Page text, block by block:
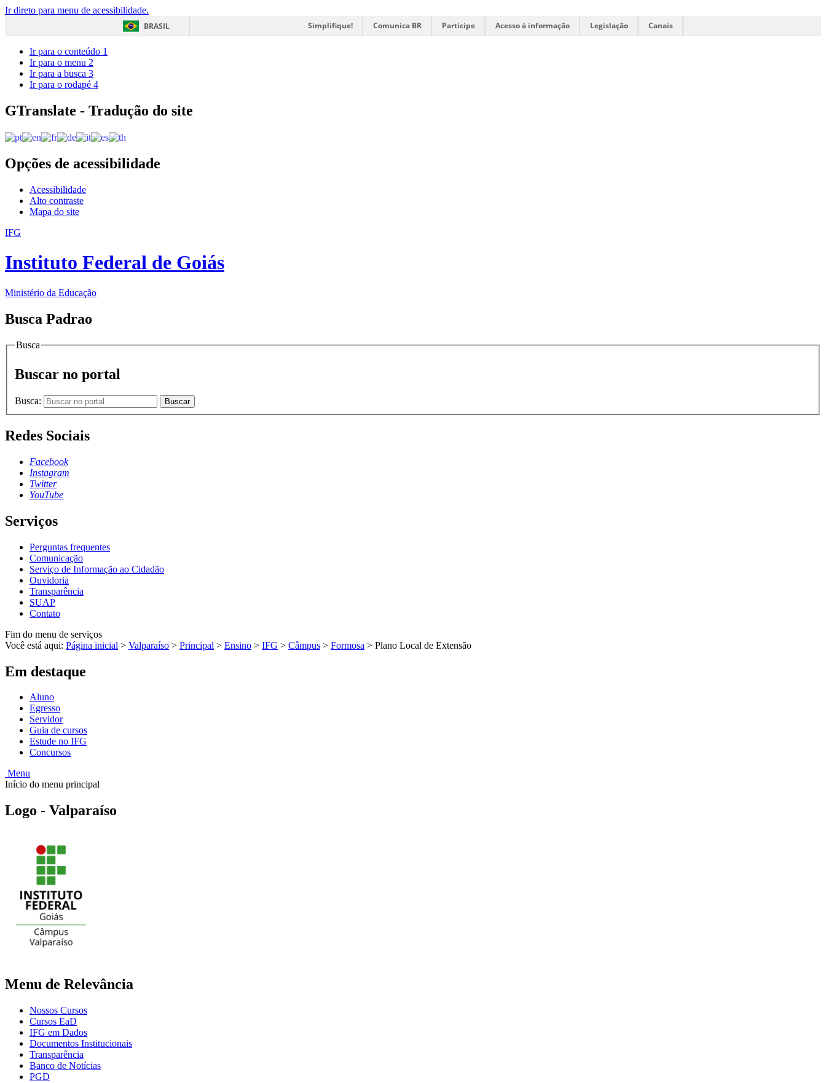
Ir direto para menu de acessibilidade.
BRASIL
Simplifique! Comunica BR Participe Acesso à informação Legislação Canais
Ir para o conteúdo 1
Ir para o menu 2
Ir para a busca 3
Ir para o rodapé 4
GTranslate - Tradução do site
Opções de acessibilidade
Acessibilidade
Alto contraste
Mapa do site
IFG
Instituto Federal de Goiás
Ministério da Educação
Busca Padrao
Busca
Buscar no portal
Busca: Buscar
Redes Sociais
Facebook
Instagram
Twitter
YouTube
Serviços
Perguntas frequentes
Comunicação
Serviço de Informação ao Cidadão
Ouvidoria
Transparência
SUAP
Contato
Fim do menu de serviços
Você está aqui: Página inicial > Valparaíso > Principal > Ensino > IFG > Câmpus > Formosa > Plano Local de Extensão
Em destaque
Aluno
Egresso
Servidor
Guia de cursos
Estude no IFG
Concursos
Menu
Início do menu principal
Logo - Valparaíso
Menu de Relevância
Nossos Cursos
Cursos EaD
IFG em Dados
Documentos Institucionais
Transparência
Banco de Notícias
PGD